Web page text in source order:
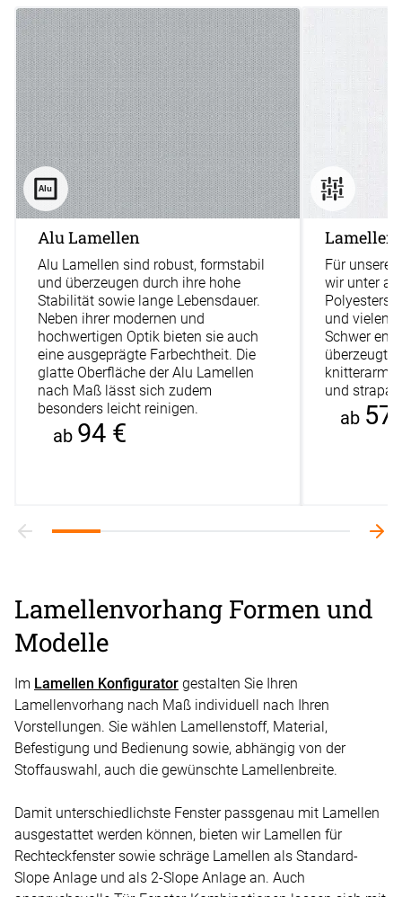
Alu Lamellen
Alu Lamellen sind robust, formstabil
und überzeugen durch ihre hohe
Stabilität sowie lange Lebensdauer.
Neben ihrer modernen und
hochwertigen Optik bieten sie auch
eine ausgeprägte Farbechtheit. Die
glatte Oberfläche der Alu Lamellen
nach Maß lässt sich zudem
besonders leicht reinigen.
ab 94 €
Für unsere
wir unter
und vielen
Schwer
überzeugt
und
ab 57
Lamellenvorhang Formen und
Modelle
Im Lamellen Konfigurator gestalten Sie Ihren
Lamellenvorhang nach Maß individuell nach Ihren
Vorstellungen. Sie wählen Lamellenstoff, Material,
Befestigung und Bedienung sowie, abhängig von der
Stoffauswahl, auch die gewünschte Lamellenbreite.
Damit unterschiedlichste Fenster passgenau mit Lamellen
ausgestattet werden können, bieten wir Lamellen für
Rechteckfenster sowie schräge Lamellen als Standard-
Slope Anlage und als 2-Slope Anlage an. Auch